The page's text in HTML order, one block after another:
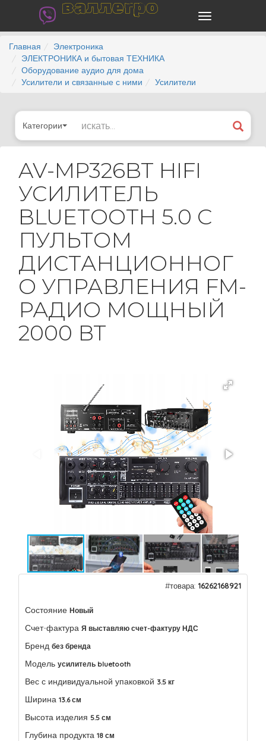
валлегро
Главная
Электроника
ЭЛЕКТРОНИКА и бытовая ТЕХНИКА
Оборудование аудио для дома
Усилители и связанные с ними
Усилители
Категории
AV-MP326BT HIFI
УСИЛИТЕЛЬ
BLUETOOTH 5.0 С
ПУЛЬТОМ
ДИСТАНЦИОННОГ
О УПРАВЛЕНИЯ FM-
РАДИО МОЩНЫЙ
2000 ВТ
#товара: 16262168921
Состояние Новый
Счет-фактура Я выставляю счет-фактуру НДС
Бренд без бренда
Модель усилитель bluetooth
Вес с индивидуальной упаковкой 3.5 кг
Ширина 13.6 см
Высота изделия 5.5 см
Глубина продукта 18 см